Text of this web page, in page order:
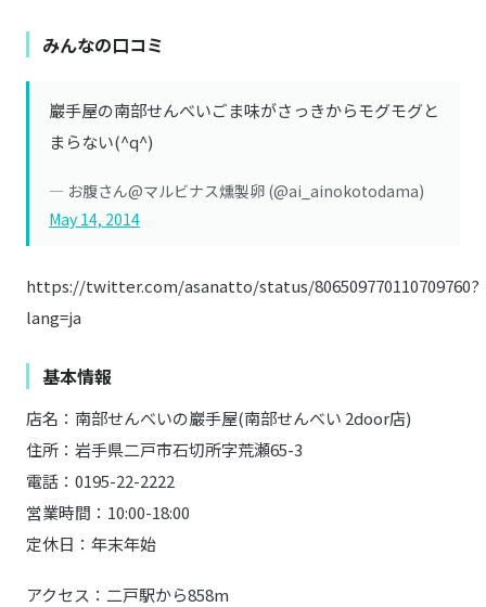
みんなの口コミ
巖手屋の南部せんべいごま味がさっきからモグモグと
まらない(^q^)
— お腹さん@マルビナス燻製卵 (@ai_ainokotodama)
May 14, 2014
https://twitter.com/asanatto/status/806509770110709760?
lang=ja
基本情報
店名：南部せんべいの巖手屋(南部せんべい 2door店)
住所：岩手県二戸市石切所字荒瀬65-3
電話：0195-22-2222
営業時間：10:00-18:00
定休日：年末年始
アクセス：二戸駅から858m